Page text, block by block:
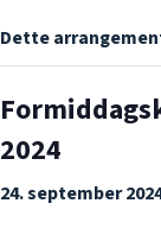
Dette
2024
24. september